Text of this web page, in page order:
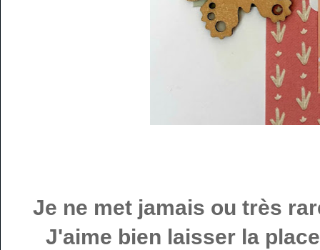
Je ne met jamais ou très
J'aime bien laisser la